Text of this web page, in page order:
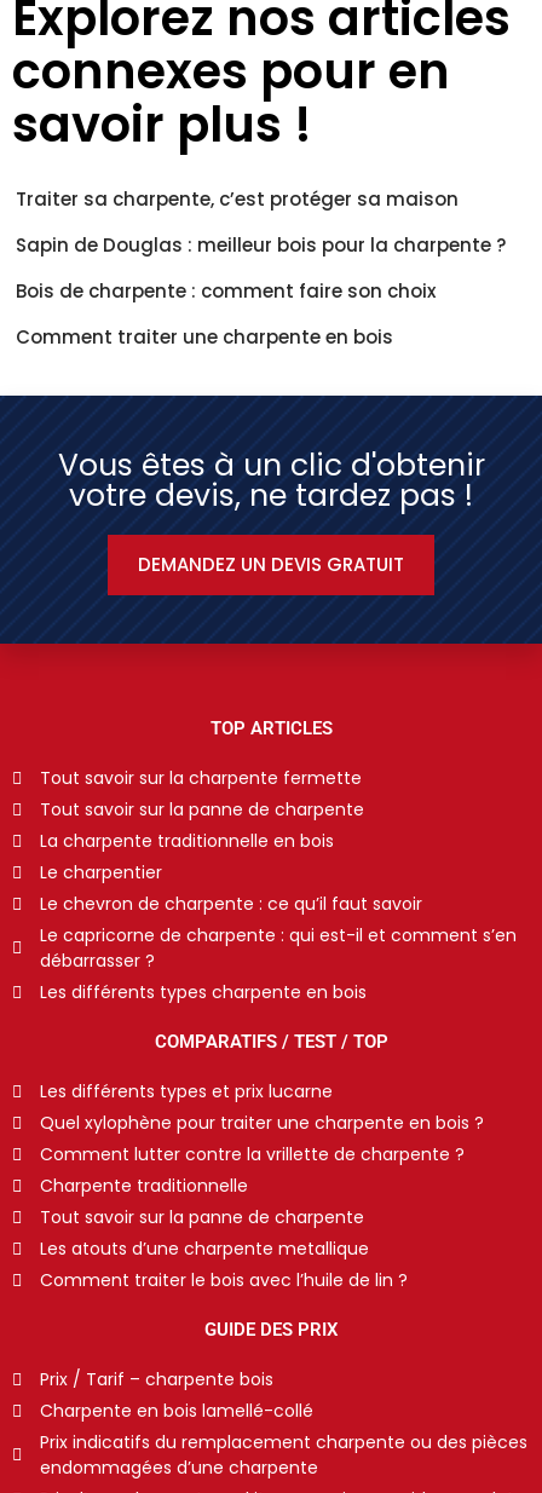
Explorez nos articles
connexes pour en
savoir plus !
Traiter sa charpente, c’est protéger sa maison
Sapin de Douglas : meilleur bois pour la charpente ?
Bois de charpente : comment faire son choix
Comment traiter une charpente en bois
Vous êtes à un clic d'obtenir
votre devis, ne tardez pas !
DEMANDEZ UN DEVIS GRATUIT
TOP ARTICLES
Tout savoir sur la charpente fermette
Tout savoir sur la panne de charpente
La charpente traditionnelle en bois
Le charpentier
Le chevron de charpente : ce qu’il faut savoir
Le capricorne de charpente : qui est-il et comment s’en
débarrasser ?
Les différents types charpente en bois
COMPARATIFS / TEST / TOP
Les différents types et prix lucarne
Quel xylophène pour traiter une charpente en bois ?
Comment lutter contre la vrillette de charpente ?
Charpente traditionnelle
Tout savoir sur la panne de charpente
Les atouts d’une charpente metallique
Comment traiter le bois avec l’huile de lin ?
GUIDE DES PRIX
Prix / Tarif – charpente bois
Charpente en bois lamellé-collé
Prix indicatifs du remplacement charpente ou des pièces
endommagées d’une charpente